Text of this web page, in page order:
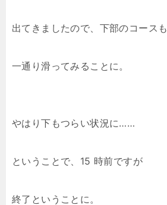
出てきましたので、下部のコースも
一通り滑ってみることに。
やはり下もつらい状況に……
ということで、15 時前ですが
終了ということに。